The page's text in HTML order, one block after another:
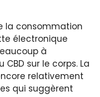
la consommation
électronique
à
sur le corps. La
relativement
qui suggèrent